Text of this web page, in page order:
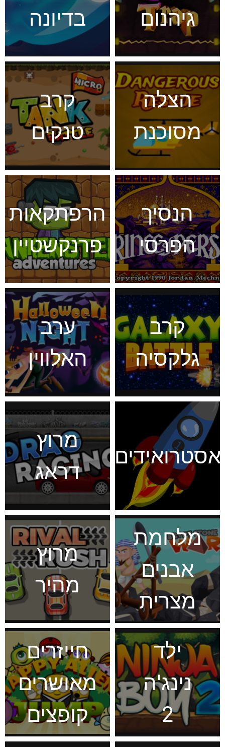
גיהנום
בדיונה
הצלה
מסוכנת
קרב
טנקים
הנסיך
הפרסי
הרפתקאות
פרנקשטיין
קרב
גלקסיה
ערב
האלווין
אסטרואידים
מרוץ
דראג
מלחמת
אבנים
מצרית
מרוץ
מהיר
ילד
נינג'ה
2
חייזרים
מאושרים
קופצים